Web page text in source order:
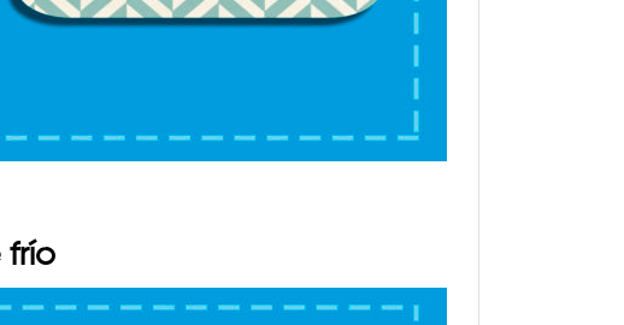
frío